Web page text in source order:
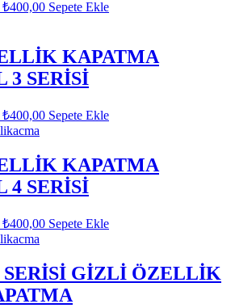
Orijinal
₺400,00Şu
andaki
₺400,00.
Sepete Ekle
KAPATMA
3 SERİSİ
Orijinal
fiyat:
₺400,00Şu
andaki
₺400,00.
Sepete Ekle
KAPATMA
4 SERİSİ
Orijinal
fiyat:
₺400,00Şu
andaki
₺400,00.
Sepete Ekle
SERİSİ GİZLİ ÖZELLİK